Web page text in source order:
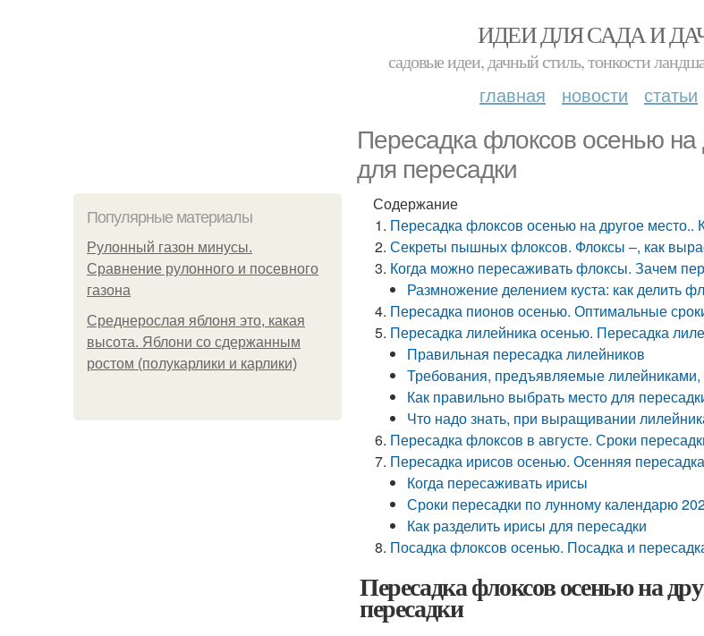
ИДЕИ ДЛЯ САДА И
садовые идеи, дачный стиль, тонкости
главная новости статьи
Пересадка флоксов осенью на
для пересадки
Популярные материалы
Рулонный газон минусы.
Сравнение рулонного и посевного
газона
Среднерослая яблоня это, какая
высота. Яблони со сдержанным
ростом (полукарлики и карлики)
Содержание
Пересадка флоксов осенью на другое место..
Секреты пышных флоксов. Флоксы –, как
Когда можно пересаживать флоксы. Зачем
Размножение делением куста: как делить
Пересадка пионов осенью. Оптимальные
Пересадка лилейника осенью. Пересадка
Правильная пересадка лилейников
Требования, предъявляемые лилейниками,
Как правильно выбрать место для
Что надо знать, при выращивании
Пересадка флоксов в августе. Сроки
Пересадка ирисов осенью. Осенняя
Когда пересаживать ирисы
Сроки пересадки по лунному календарю
Как разделить ирисы для пересадки
Посадка флоксов осенью. Посадка и
Пересадка флоксов осенью на
пересадки